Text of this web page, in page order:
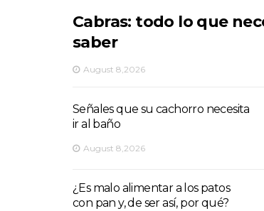
Cabras: todo lo que
saber
August 8,2026
Señales que su cachorro necesita
ir al baño
August 8,2026
¿Es malo alimentar a los patos
con pan y, de ser así, por qué?